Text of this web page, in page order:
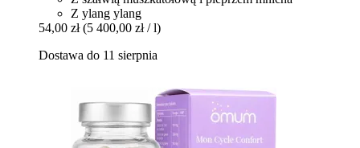
Z ylang ylang
54,00 zł (5 400,00 zł / l)
Dostawa do 11 sierpnia